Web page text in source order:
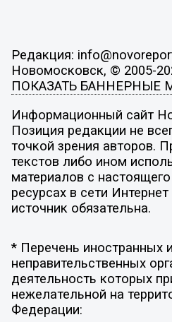
Редакция:
Новомосковск, © 2005-
ПОКАЗАТЬ БАННЕРНЫЕ
Информационный сайт
Позиция редакции не
точкой зрения авторов.
текстов либо ином
материалов с
ресурсах в сети
источник обязательна.
* Перечень иностранных
неправительственных
деятельность которых
нежелательной на
Федерации: